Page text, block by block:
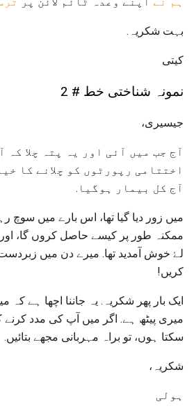
بہت شکریہ.
کیتی
نمونہ شناختی خط # 2
جیسیری،
آج جب میں آئی اور یہ پتہ چلا کہ
اختتامی رپورٹوں کو چلانے کا
آج کل بیمار ہوگیا.
میں زور دیا گیا تھا، اس بارے میں سوچ
ممکنہ طور پر کیسے حاصل کروں گا،
لۓ خوش آمدید تھا. میرے دن میں
کریں!
ایک بار پھر شکریہ. یہ جاننا اچھا ہے
میری پیٹھ ہے. اگر میں آپ کی مدد کرنے
سکتا ہوں، تو براہ مہربانی مجھے بتائیں.
شکریہ،
ہولی